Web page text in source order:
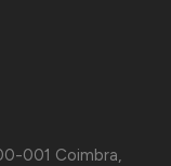
001 Coimbra,